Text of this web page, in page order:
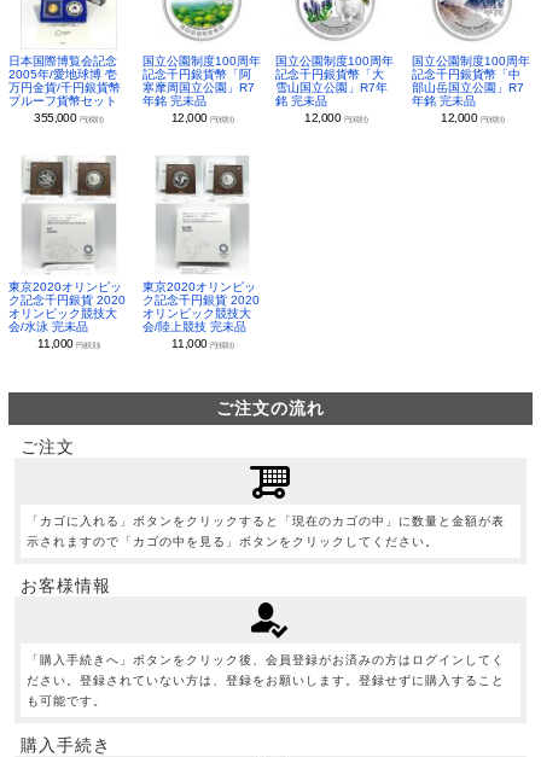
日本国際博覧会記念
2005年/愛地球博 壱
万円金貨/千円銀貨幣
プルーフ貨幣セット
355,000 円(税別)
国立公園制度100周年
記念千円銀貨幣「阿
寒摩周国立公園」R7
年銘 完未品
12,000 円(税別)
国立公園制度100周年
記念千円銀貨幣「大
雪山国立公園」R7年
銘 完未品
12,000 円(税別)
国立公園制度100周年
記念千円銀貨幣「中
部山岳国立公園」R7
年銘 完未品
12,000 円(税別)
東京2020オリンピッ
ク記念千円銀貨 2020
オリンピック競技大
会/水泳 完未品
11,000円(税別)
東京2020オリンピッ
ク記念千円銀貨 2020
オリンピック競技大
会/陸上競技 完未品
11,000 円(税別)
ご注文の流れ
ご注文
「カゴに入れる」ボタンをクリックすると「現在のカゴの中」に数量と金額が表
示されますので「カゴの中を見る」ボタンをクリックしてください。
お客様情報
「購入手続きへ」ボタンをクリック後、会員登録がお済みの方はログインしてく
ださい。登録されていない方は、登録をお願いします。登録せずに購入すること
も可能です。
購入手続き